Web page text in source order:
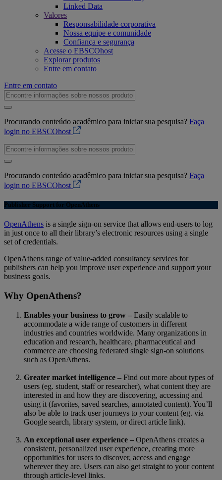
Linked Data
Valores
Responsabilidade corporativa
Nossa equipe e comunidade
Confiança e segurança
Acesse o EBSCOhost
Explorar produtos
Entre em contato
Entre em contato
Procurando conteúdo acadêmico para iniciar sua pesquisa? Faça
login no EBSCOhost
Procurando conteúdo acadêmico para iniciar sua pesquisa? Faça
login no EBSCOhost
Publisher Support for OpenAthens
OpenAthens is a single sign-on service that allows end-users to log
in just once to all their library’s electronic resources using a single
set of credentials.
OpenAthens range of value-added consultancy services for
publishers can help you improve user experience and support your
business goals.
Why OpenAthens?
Enables your business to grow – Easily scalable to
accommodate a wide range of customers in different
industries and countries worldwide. Many organizations in
education and research, healthcare, pharmaceutical and
commerce are choosing federated single sign-on solutions
such as OpenAthens.
Greater market intelligence – Find out more about types of
users (eg. student, staff or researcher), what content they are
interested in and how they are discovering, accessing and
using it (favorites, saved searches, annotated content). You’ll
also be able to track user journeys to your content (eg. via
Google search, library system, or direct article link).
An exceptional user experience – OpenAthens creates a
consistent, personalized user experience, creating more
opportunities for users to discover, access and engage
wherever they are. Users can also get straight to your content
through article-level links.